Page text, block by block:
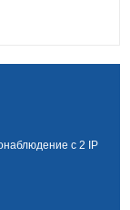
с 2 IP